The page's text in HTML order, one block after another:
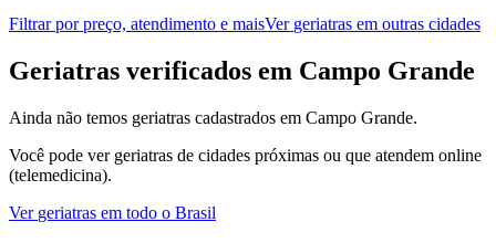
Filtrar por preço, atendimento e maisVer geriatras em outras cidades
Geriatras verificados em Campo Grande
Ainda não temos geriatras cadastrados em Campo Grande.
Você pode ver geriatras de cidades próximas ou que atendem online
(telemedicina).
Ver geriatras em todo o Brasil